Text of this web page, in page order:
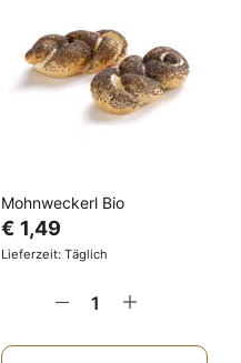
Mohnweckerl Bio
€ 1,49
Lieferzeit: Täglich